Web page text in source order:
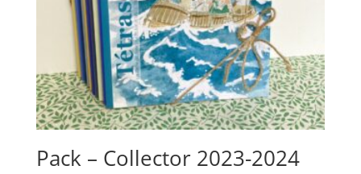
Pack – Collector 2023-2024